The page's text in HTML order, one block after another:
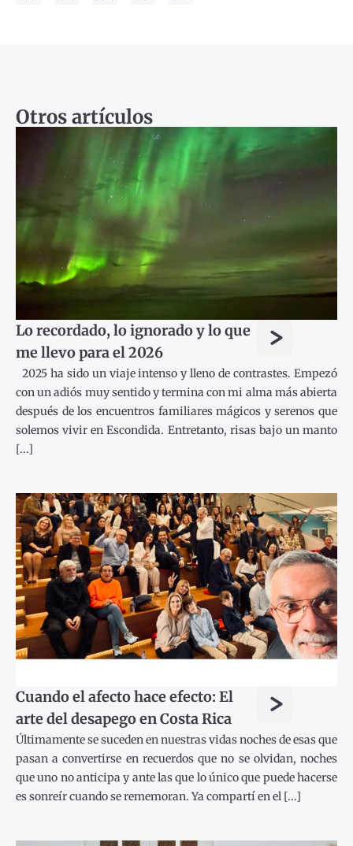
Otros artículos
Lo recordado, lo ignorado y lo que
me llevo para el 2026
>
2025 ha sido un viaje intenso y lleno de contrastes. Empezó
con un adiós muy sentido y termina con mi alma más abierta
después de los encuentros familiares mágicos y serenos que
solemos vivir en Escondida. Entretanto, risas bajo un manto
[...]
Cuando el afecto hace efecto: El
arte del desapego en Costa Rica
>
Últimamente se suceden en nuestras vidas noches de esas que
pasan a convertirse en recuerdos que no se olvidan, noches
que uno no anticipa y ante las que lo único que puede hacerse
es sonreír cuando se rememoran. Ya compartí en el [...]